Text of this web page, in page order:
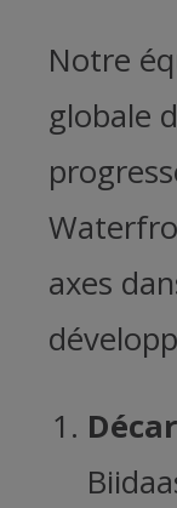
Notre
globale
axes